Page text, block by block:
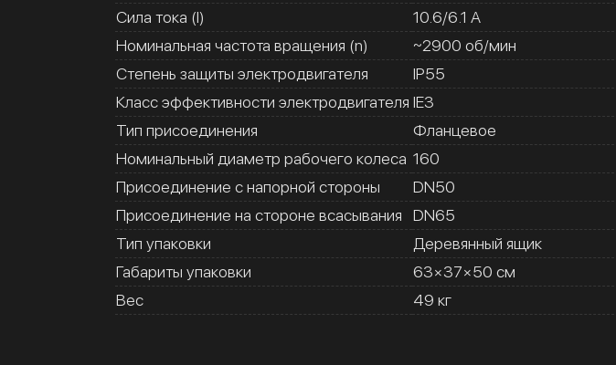
Сила тока (I)
10.6/6.1 A
Номинальная частота вращения (n)
~2900 об/мин
Степень защиты электродвигателя
IP55
Класс эффективности электродвигателя IE3
Тип присоединения
Фланцевое
Номинальный диаметр рабочего колеса 160
Присоединение с напорной стороны
DN50
Присоединение на стороне всасывания
DN65
Тип упаковки
Деревянный ящик
Габариты упаковки
63×37×50 см
Вес
49 кг